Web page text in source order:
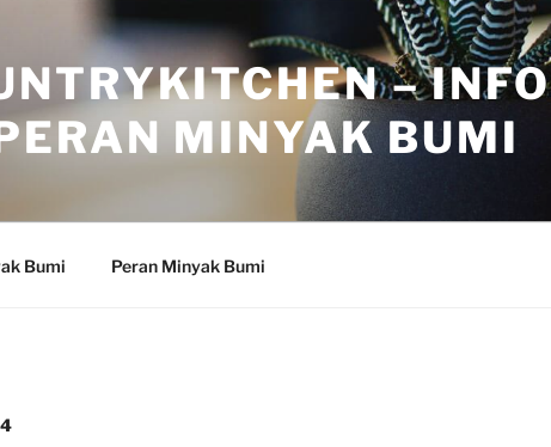
–
MINYAK BUMI
Bumi Peran Minyak Bumi